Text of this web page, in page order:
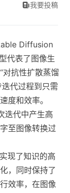
我要投稿
Diffusion
代表了图像生
对抗性扩散蒸馏
代过程到只需
度和效率。
迭代中产生高
至图像转换过
现了知识的高
，同时保持了
效率，在图像